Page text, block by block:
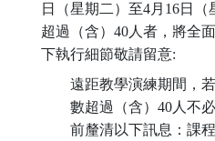
日（星期二）至4月16日
超過（含）40人者，將全
下執行細節敬請留意:
遠距教學演練期間，
數超過（含）40人不
前釐清以下訊息：課